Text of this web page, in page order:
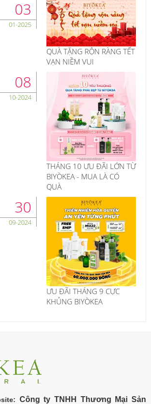
03
01-2025
QUÀ TẶNG RỘN RÀNG TẾT
VẠN NIỀM VUI
08
10-2024
THÁNG 10 ƯU ĐÃI LỚN TỪ
BIYÒKEA - MUA LÀ CÓ
QUÀ
30
09-2024
ƯU ĐÃI THÁNG 9 CỰC
KHỦNG BIYÒKEA
Công ty TNHH Thương Mại Sản